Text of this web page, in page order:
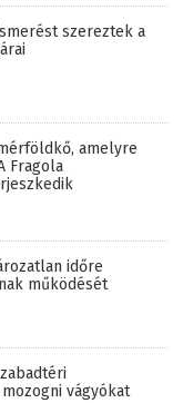
szereztek a
amelyre
Fragola
időre
működését
vágyókat